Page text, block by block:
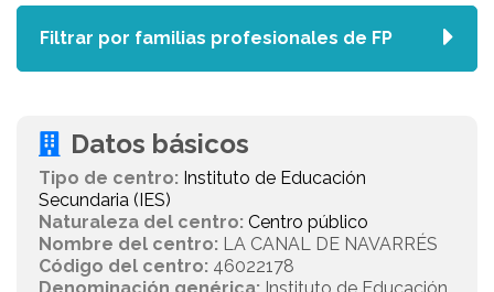
Datos básicos
Tipo de centro: Instituto de Educación
Secundaria (IES)
Naturaleza del centro: Centro público
Nombre del centro: LA CANAL DE NAVARRÉS
Código del centro: 46022178
Filtrar por familias profesionales de FP